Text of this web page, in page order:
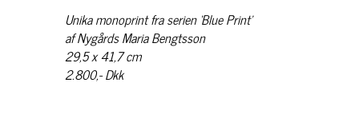
Unika monoprint fra serien ‘Blue Print’
af Nygårds Maria Bengtsson
29,5 x 41,7 cm
2.800,- Dkk